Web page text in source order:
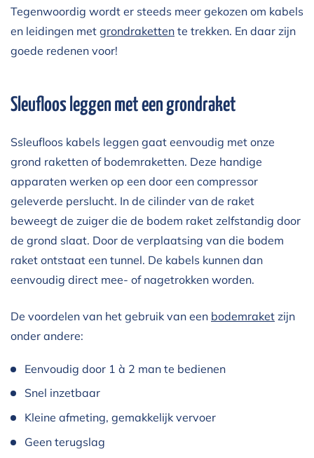
Tegenwoordig wordt er steeds meer gekozen om kabels
en leidingen met grondraketten te trekken. En daar zijn
goede redenen voor!
Sleufloos leggen met een grondraket
Ssleufloos kabels leggen gaat eenvoudig met onze
grond raketten of bodemraketten. Deze handige
apparaten werken op een door een compressor
geleverde perslucht. In de cilinder van de raket
beweegt de zuiger die de bodem raket zelfstandig door
de grond slaat. Door de verplaatsing van die bodem
raket ontstaat een tunnel. De kabels kunnen dan
eenvoudig direct mee- of nagetrokken worden.
De voordelen van het gebruik van een bodemraket zijn
onder andere:
Eenvoudig door 1 à 2 man te bedienen
Snel inzetbaar
Kleine afmeting, gemakkelijk vervoer
Geen terugslag